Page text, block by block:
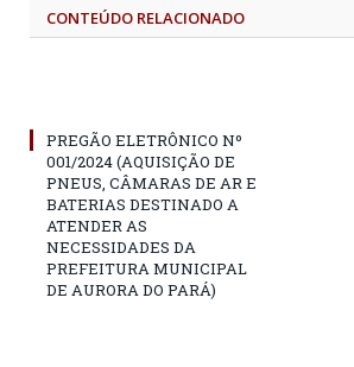
CONTEÚDO RELACIONADO
PREGÃO ELETRÔNICO Nº
001/2024 (AQUISIÇÃO DE
PNEUS, CÂMARAS DE AR E
BATERIAS DESTINADO A
ATENDER AS
NECESSIDADES DA
PREFEITURA MUNICIPAL
DE AURORA DO PARÁ)